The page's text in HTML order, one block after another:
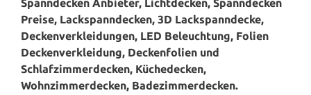
Spanndecken Anbieter, Lichtdecken, Spanndecken
Preise, Lackspanndecken, 3D Lackspanndecke,
Deckenverkleidungen, LED Beleuchtung, Folien
Deckenverkleidung, Deckenfolien und
Schlafzimmerdecken, Küchedecken,
Wohnzimmerdecken, Badezimmerdecken.